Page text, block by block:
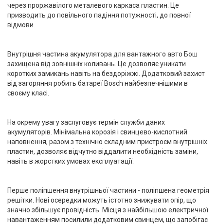
через проржавілого металевого каркаса пластин. Це
призводить до повільного падіння потужності, до повної
відмови.
Внутрішня частина акумулятора для вантажного авто Бош
захищена від зовнішніх коливань. Це дозволяє уникати
коротких замикань навіть на бездоріжжі. Додатковий захист
від загоряння робить батареї Bosch найбезпечнішими в
своєму класі.
На окрему увагу заслуговує термін служби даних
акумуляторів. Мінімальна корозія і свинцево-кислотний
наповнення, разом з технічно складним пристроєм внутрішніх
пластин, дозволяє відчутно віддалити необхідність заміни,
навіть в жорстких умовах експлуатації.
Перше поліпшення внутрішньої частини - поліпшена геометрія
решітки. Нові осередки можуть істотно знижувати опір, що
значно збільшує провідність. Місця з найбільшою електричної
навантаженням посилили додатковим свинцем, що запобігає